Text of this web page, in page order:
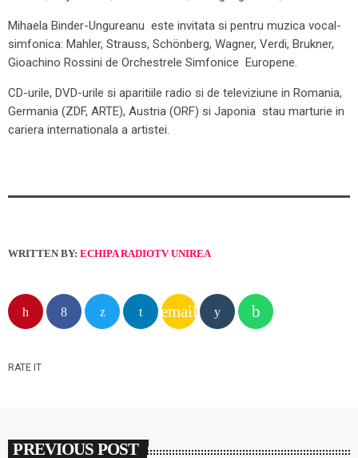
Mihaela Binder-Ungureanu este invitata si pentru muzica vocal-
simfonica: Mahler, Strauss, Schönberg, Wagner, Verdi, Brukner,
Gioachino Rossini de Orchestrele Simfonice Europene.
CD-urile, DVD-urile si aparitiile radio si de televiziune in Romania,
Germania (ZDF, ARTE), Austria (ORF) si Japonia stau marturie in
cariera internationala a artistei.
WRITTEN BY: ECHIPA RADIOTV UNIREA
email
RATE IT
PREVIOUS POST